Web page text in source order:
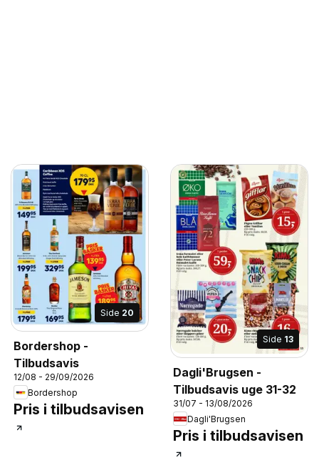
Side 20
Bordershop -
Tilbudsavis
12/08 - 29/09/2026
Bordershop
Pris i tilbudsavisen
Side 13
Dagli'Brugsen -
Tilbudsavis uge 31-32
31/07 - 13/08/2026
Dagli'Brugsen
Pris i tilbudsavisen